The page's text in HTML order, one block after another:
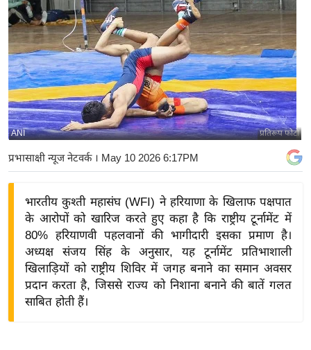
य
अं
त
र्रा
ष्ट्री
य
बि
ज़
ने
द्यो
प्रतिरूप फोटो
ANI
प्रभासाक्षी न्यूज नेटवर्क। May 10 2026 6:17PM
भारतीय कुश्ती महासंघ (WFI) ने हरियाणा के खिलाफ पक्षपात
के आरोपों को खारिज करते हुए कहा है कि राष्ट्रीय टूर्नामेंट में
80% हरियाणवी पहलवानों की भागीदारी इसका प्रमाण है।
अध्यक्ष संजय सिंह के अनुसार, यह टूर्नामेंट प्रतिभाशाली
खिलाड़ियों को राष्ट्रीय शिविर में जगह बनाने का समान अवसर
प्रदान करता है, जिससे राज्य को निशाना बनाने की बातें गलत
साबित होती हैं।